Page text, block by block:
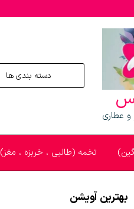
عطاری
تخمه (طالبی ، خربزه ، مغز)
بهترین آویشن